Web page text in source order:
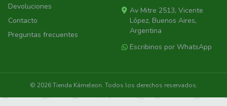
Devoluciones
Contacto
Preguntas frecuentes
Av Mitre 2513, Vicente
López, Buenos Aires,
Argentina
Escribinos por WhatsApp
© 2026 Tienda Kámeleon. Todos los derechos reservados.